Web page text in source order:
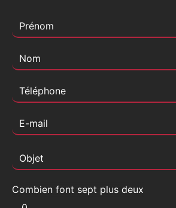
Combien font sept plus deux